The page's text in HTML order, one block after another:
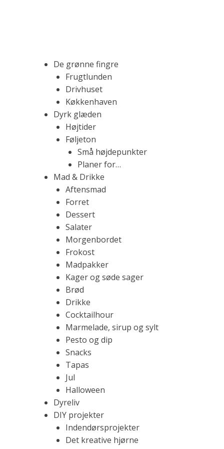
F
r
k
.
R
o
s
l
e
v
a
d
b
l
o
g
f
d
t
m
e
d
n
e
m
m
e
,
l
æ
k
r
e
o
p
s
k
r
i
De grønne fingre
Frugtlunden
Drivhuset
Køkkenhaven
Dyrk glæden
Højtider
Føljeton
Små højdepunkter
Planer for…
Mad & Drikke
Aftensmad
Forret
Dessert
Salater
Morgenbordet
Frokost
Madpakker
Kager og søde sager
Brød
Drikke
Cocktailhour
Marmelade, sirup og sylt
Pesto og dip
Snacks
Tapas
Jul
Halloween
Dyreliv
DIY projekter
Indendørsprojekter
Det kreative hjørne